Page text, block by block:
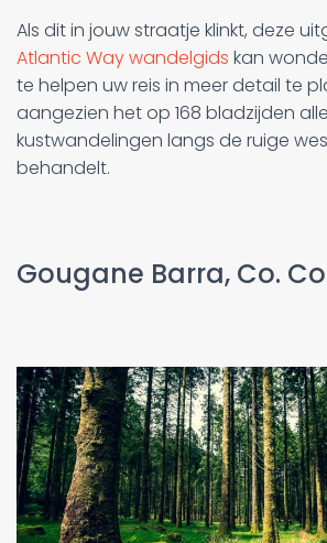
Als dit in jouw straatje klinkt, deze
Atlantic Way wandelgids kan
te helpen uw reis in meer detail te
aangezien het op 168 bladzijden
kustwandelingen langs de ruige
behandelt.
Gougane Barra, Co.